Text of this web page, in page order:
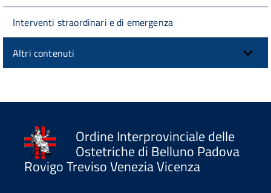
Interventi straordinari e di emergenza
Altri contenuti
Ordine Interprovinciale delle
Ostetriche di Belluno Padova
Rovigo Treviso Venezia Vicenza